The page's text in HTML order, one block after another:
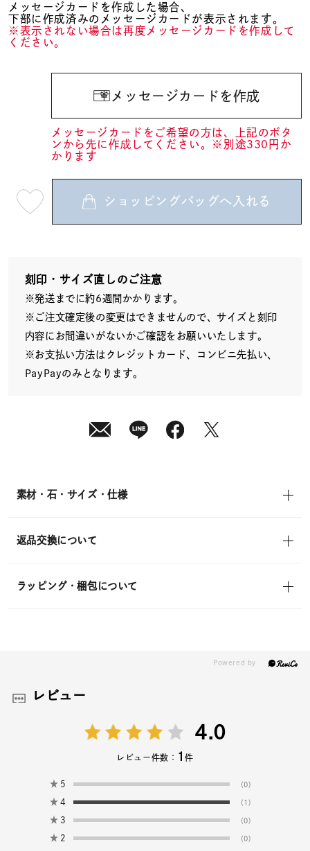
メッセージカードを作成した場合、
下部に作成済みのメッセージカードが表示されます。
※表示されない場合は再度メッセージカードを作成して
ください。
メッセージカードを作成
メッセージカードをご希望の方は、上記のボタ
ンから先に作成してください。※別途330円か
かります
08
送
¥38,500 (tax
in)
ショッピングバッグへ入れる
刻印・サイズ直しのご注意
※発送までに約6週間かかります。
※ご注文確定後の変更はできませんので、サイズと刻印
内容にお間違いがないかご確認をお願いいたします。
※お支払い方法はクレジットカード、コンビニ先払い、
PayPayのみとなります。
素材・石・サイズ・仕様
返品交換について
ラッピング・梱包について
レビュー
4.0
レビュー件数： 1件
★ 5 (0)
★ 4 (1)
★ 3 (0)
★ 2 (0)